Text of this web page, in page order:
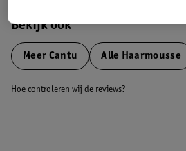
Bekijk ook
Meer Cantu Alle Haarmousse
Hoe controleren wij de reviews?